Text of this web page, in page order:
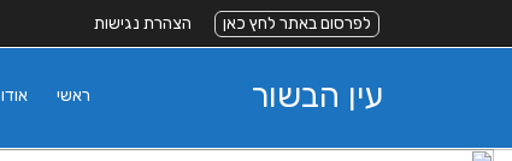
לפרסום באתר לחץ כאן הצהרת נגישות
עין הבשור ראשי